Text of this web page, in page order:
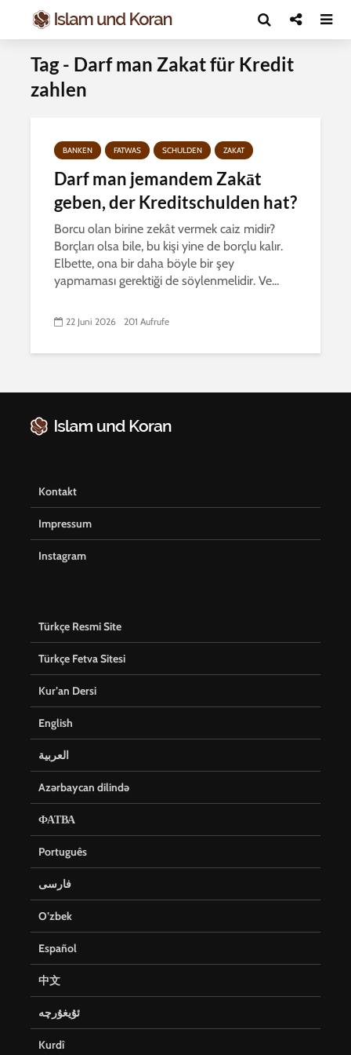
Tag - Darf man Zakat für Kredit
zahlen
BANKEN FATWAS SCHULDEN ZAKAT
Darf man jemandem Zakāt
geben, der Kreditschulden hat?
Borcu olan birine zekât vermek caiz midir?
Borçları olsa bile, bu kişi yine de borçlu kalır.
Elbette, ona bir daha böyle bir şey
yapmaması gerektiği de söylenmelidir. Ve...
22 Juni 2026 201 Aufrufe
Kontakt
Impressum
Instagram
Türkçe Resmi Site
Türkçe Fetva Sitesi
Kur’an Dersi
English
العربية
Azərbaycan dilində
ФАТВА
Português
فارسی
O’zbek
Español
中文
ئۇيغۇرچە
Kurdî